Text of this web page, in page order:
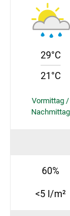
29°C
21°C
60%
<5 l/m²